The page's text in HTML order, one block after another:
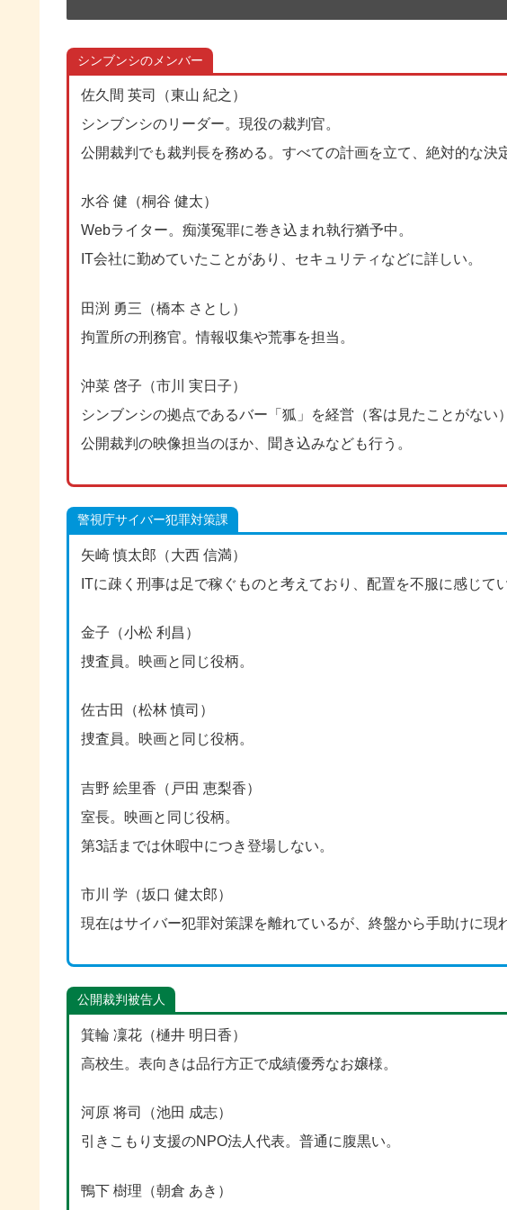
シンブンシのメンバー
佐久間 英司（東山 紀之）
シンブンシのリーダー。現役の裁判官。
公開裁判でも裁判長を務める。すべての計画を立て、絶対的な決
水谷 健（桐谷 健太）
Webライター。痴漢冤罪に巻き込まれ執行猶予中。
IT会社に勤めていたことがあり、セキュリティなどに詳しい。
田渕 勇三（橋本 さとし）
拘置所の刑務官。情報収集や荒事を担当。
沖菜 啓子（市川 実日子）
シンブンシの拠点であるバー「狐」を経営（客は見たことがない
公開裁判の映像担当のほか、聞き込みなども行う。
警視庁サイバー犯罪対策課
矢崎 慎太郎（大西 信満）
ITに疎く刑事は足で稼ぐものと考えており、配置を不服に感じてい
金子（小松 利昌）
捜査員。映画と同じ役柄。
佐古田（松林 慎司）
捜査員。映画と同じ役柄。
吉野 絵里香（戸田 恵梨香）
室長。映画と同じ役柄。
第3話までは休暇中につき登場しない。
市川 学（坂口 健太郎）
現在はサイバー犯罪対策課を離れているが、終盤から手助けに現
公開裁判被告人
箕輪 凜花（樋井 明日香）
高校生。表向きは品行方正で成績優秀なお嬢様。
河原 将司（池田 成志）
引きこもり支援のNPO法人代表。普通に腹黒い。
鴨下 樹理（朝倉 あき）